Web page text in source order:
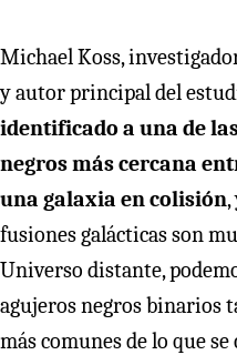
Michael Koss,
y autor principal del
identificado a una de
negros más cercana
una galaxia en colisión,
fusiones galácticas son
Universo distante,
agujeros negros binarios
más comunes de lo que